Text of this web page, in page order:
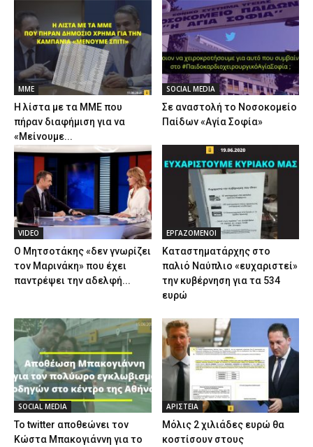
ΜΜΕ
Η λίστα με τα ΜΜΕ που
πήραν διαφήμιση για να
«Μείνουμε...
SOCIAL MEDIA
Σε αναστολή το Νοσοκομείο
Παίδων «Αγία Σοφία»
VIDEO
Ο Μητσοτάκης «δεν γνωρίζει
τον Μαρινάκη» που έχει
παντρέψει την αδελφή...
ΕΡΓΑΖΟΜΕΝΟΙ
Καταστηματάρχης στο
παλιό Ναύπλιο «ευχαριστεί»
την κυβέρνηση για τα 534
ευρώ
SOCIAL MEDIA
Το twitter αποθεώνει τον
Κώστα Μπακογιάννη για το
ΑΡΙΣΤΕΙΑ
Μόλις 2 χιλιάδες ευρώ θα
κοστίσουν στους